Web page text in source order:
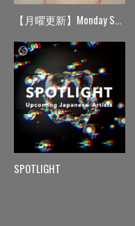
【月曜更新】Monday Spin
SPOTLIGHT